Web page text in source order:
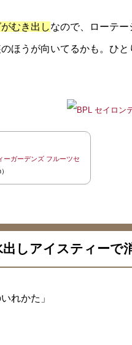
むき出しなので、ローテ
ほうが向いてるかも。ひ
ーガーデンズ フルーツセ
しアイスティーで
れかた」